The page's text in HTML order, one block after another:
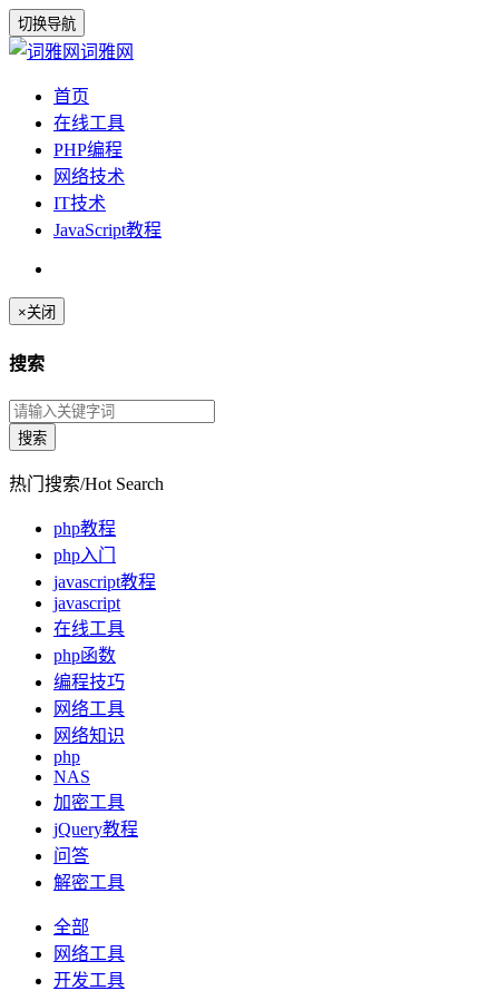
切换导航
词雅网
首页
在线工具
PHP编程
网络技术
IT技术
JavaScript教程
×关闭
搜索
热门搜索/Hot Search
php教程
php入门
javascript教程
javascript
在线工具
php函数
编程技巧
网络工具
网络知识
php
NAS
加密工具
jQuery教程
问答
解密工具
全部
网络工具
开发工具